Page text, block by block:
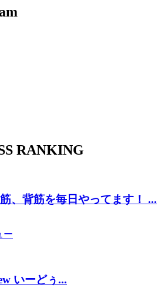
RANKING
、背筋を毎日やってます！ ...
ー
いーどぅ...